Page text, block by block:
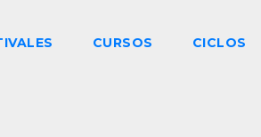
CURSOS CICLOS